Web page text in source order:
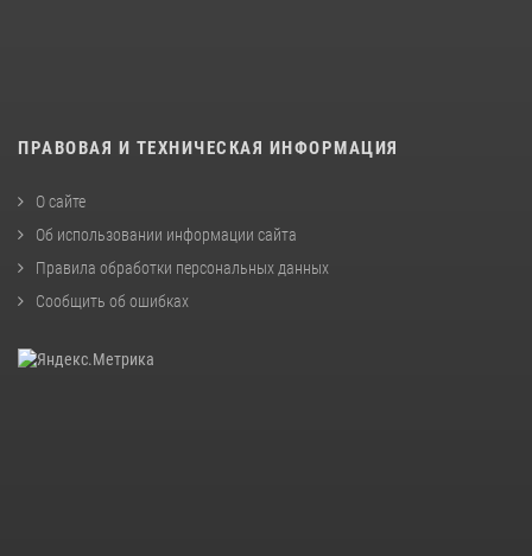
ПРАВОВАЯ И ТЕХНИЧЕСКАЯ ИНФОРМАЦИЯ
О сайте
Об использовании информации сайта
Правила обработки персональных данных
Сообщить об ошибках